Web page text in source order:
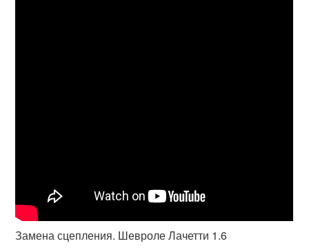
Замена сцепления. Шевроле Лачетти 1.6